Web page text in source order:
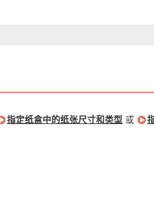
指定纸盒中的纸张尺寸和类型 或